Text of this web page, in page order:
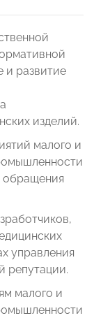
и развитие
изделий.
малого и
обращения
управления
репутации.
малого и